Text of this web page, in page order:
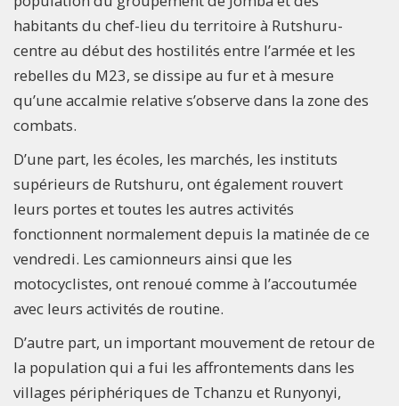
habitants du chef-lieu du territoire à Rutshuru-
centre au début des hostilités entre l’armée et les
rebelles du M23, se dissipe au fur et à mesure
qu’une accalmie relative s’observe dans la zone des
combats.
D’une part, les écoles, les marchés, les instituts
supérieurs de Rutshuru, ont également rouvert
leurs portes et toutes les autres activités
fonctionnent normalement depuis la matinée de ce
vendredi. Les camionneurs ainsi que les
motocyclistes, ont renoué comme à l’accoutumée
avec leurs activités de routine.
D’autre part, un important mouvement de retour de
la population qui a fui les affrontements dans les
villages périphériques de Tchanzu et Runyonyi,